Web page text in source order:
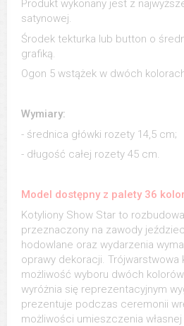
Produkt wykonany jest z
satynowej.
Środek tekturka lub button o
grafiką.
Ogon 5 wstążek w dwóch
Wymiary:
- średnica główki rozety 14,5 cm;
- długość całej rozety 45 cm.
Model dostępny z palety 36
Kotyliony Show Star to
przeznaczony na zawody
hodowlane oraz wydarzenia
oprawy dekoracji. Trójwarstwowa
możliwość wyboru dwóch
wyróżnia się reprezentacyjnym
prezentuje podczas ceremonii
możliwości umieszczenia